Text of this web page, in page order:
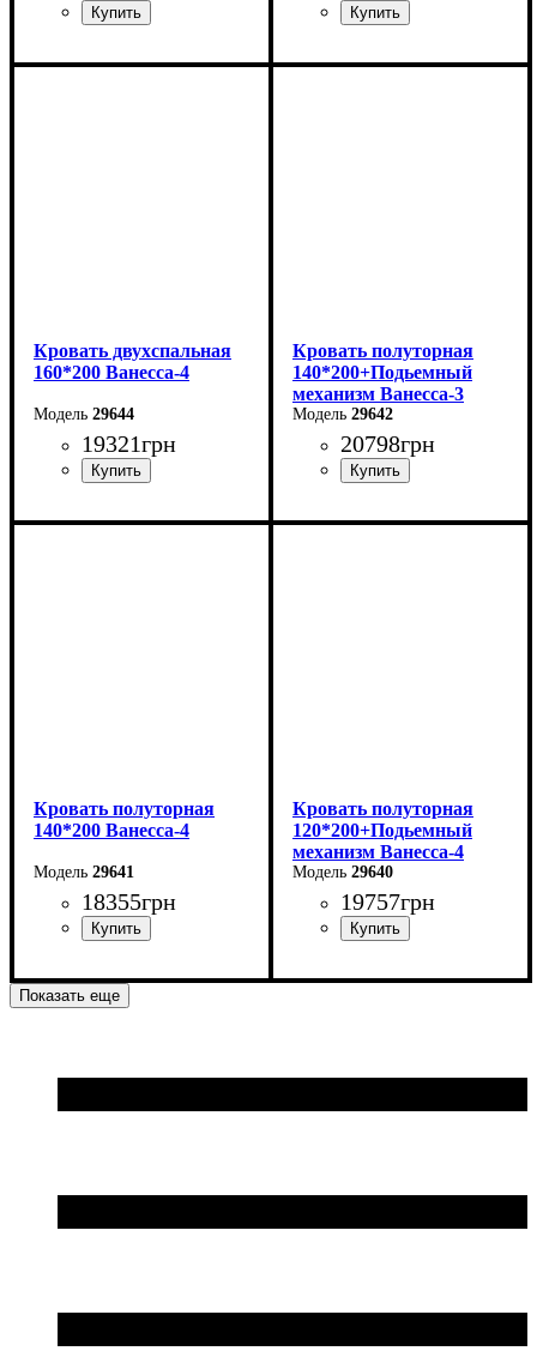
Ширина: 226 см
Ширина: 186 см
Кровать двухспальная
160*200 Ванесса-4
29644
19321грн
Ширина: 186 см
Кровать полуторная
140*200+Подьемный
механизм Ванесса-3
29642
20798грн
Ширина: 166 см
Кровать полуторная
140*200 Ванесса-4
29641
18355грн
Ширина: 166 см
Высота: 86 см
Кровать полуторная
120*200+Подьемный
механизм Ванесса-4
29640
19757грн
Ширина: 146 см
Показать еще